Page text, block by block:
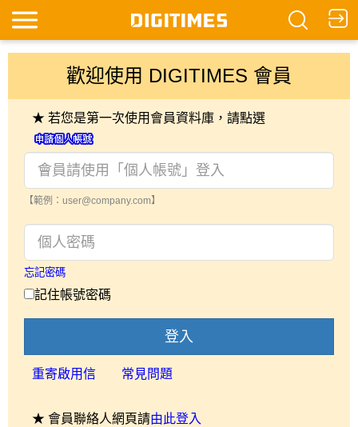
歡迎使用 DIGITIMES 會員
★ 若您是第一次使用會員資料庫，請點選
【範例：user@company.com】
忘記密碼
記住帳號密碼
登入
重寄啟用信 常見問題
★ 會員聯絡人網頁請由此登入